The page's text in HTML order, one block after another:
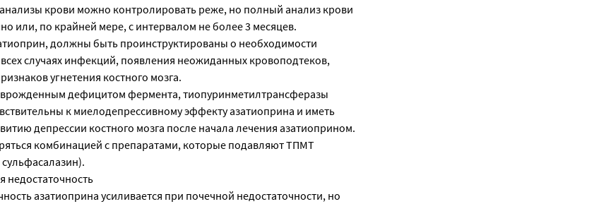
крови можно контролировать реже, но полный анализ крови
или, по крайней мере, с интервалом не более 3 месяцев.
должны быть проинструктированы о необходимости
случаях инфекций, появления неожиданных кровоподтеков,
угнетения костного мозга.
дефицитом фермента, тиопуринметилтрансферазы
к миелодепрессивному эффекту азатиоприна и иметь
депрессии костного мозга после начала лечения азатиоприном.
комбинацией с препаратами, которые подавляют ТПМТ
недостаточность
азатиоприна усиливается при почечной недостаточности, но